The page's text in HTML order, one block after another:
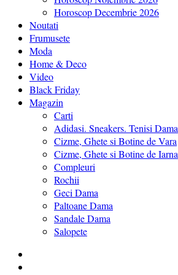
Horoscop Decembrie 2026
Noutati
Frumusete
Moda
Home & Deco
Video
Black Friday
Magazin
Carti
Adidasi. Sneakers. Tenisi Dama
Cizme, Ghete si Botine de Vara
Cizme, Ghete si Botine de Iarna
Compleuri
Rochii
Geci Dama
Paltoane Dama
Sandale Dama
Salopete